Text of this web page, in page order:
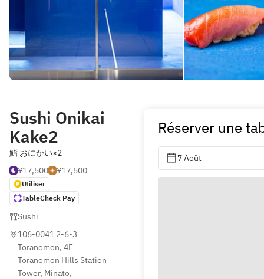
Sushi Onikai
Kake2
鮨 おにかい×2
¥17,500
¥17,500
Utiliser
TableCheck Pay
Sushi
106-0041 2-6-3
Toranomon, 4F
Toranomon Hills Station
Tower, Minato,
Réserver une
7 Août